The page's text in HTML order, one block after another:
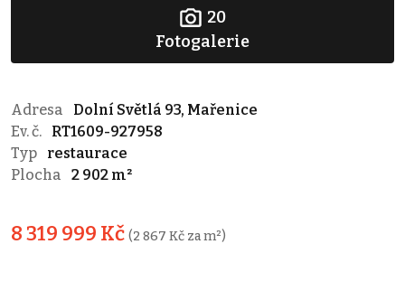
20
Fotogalerie
Adresa
Dolní Světlá 93, Mařenice
Ev. č.
RT1609-927958
Typ
restaurace
Plocha
2 902 m²
8 319 999 Kč (2 867 Kč za m²)